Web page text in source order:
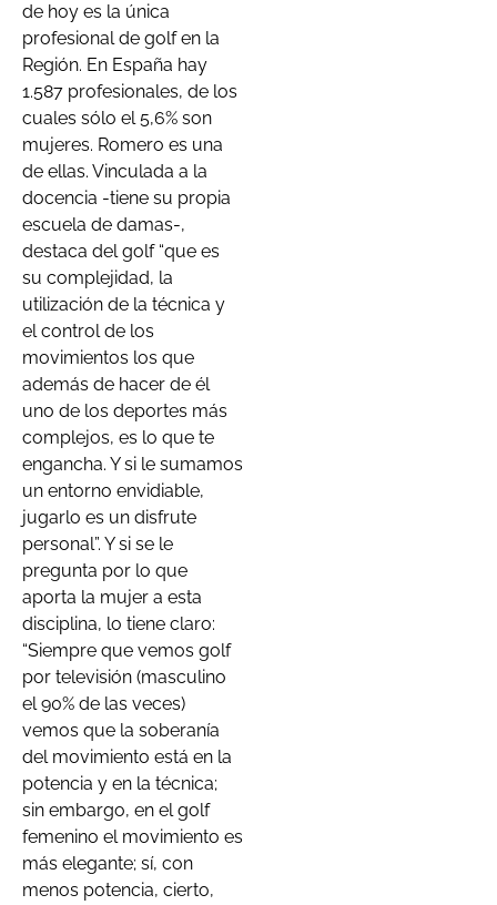
de hoy es la única
profesional de golf en la
Región. En España hay
1.587 profesionales, de los
cuales sólo el 5,6% son
mujeres. Romero es una
de ellas. Vinculada a la
docencia -tiene su propia
escuela de damas-,
destaca del golf “que es
su complejidad, la
utilización de la técnica y
el control de los
movimientos los que
además de hacer de él
uno de los deportes más
complejos, es lo que te
engancha. Y si le sumamos
un entorno envidiable,
jugarlo es un disfrute
personal”. Y si se le
pregunta por lo que
aporta la mujer a esta
disciplina, lo tiene claro:
“Siempre que vemos golf
por televisión (masculino
el 90% de las veces)
vemos que la soberanía
del movimiento está en la
potencia y en la técnica;
sin embargo, en el golf
femenino el movimiento es
más elegante; sí, con
menos potencia, cierto,